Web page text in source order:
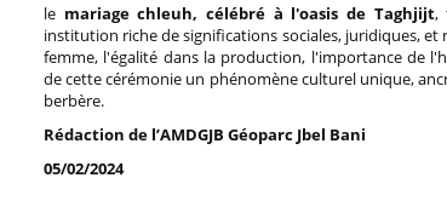
le mariage chleuh, célébré à l'oasis de Taghjijt,
institution riche de significations sociales, juridiques, et
femme, l'égalité dans la production, l'importance de
de cette cérémonie un phénomène culturel unique,
berbère.
Rédaction de l’AMDGJB Géoparc Jbel Bani
05/02/2024